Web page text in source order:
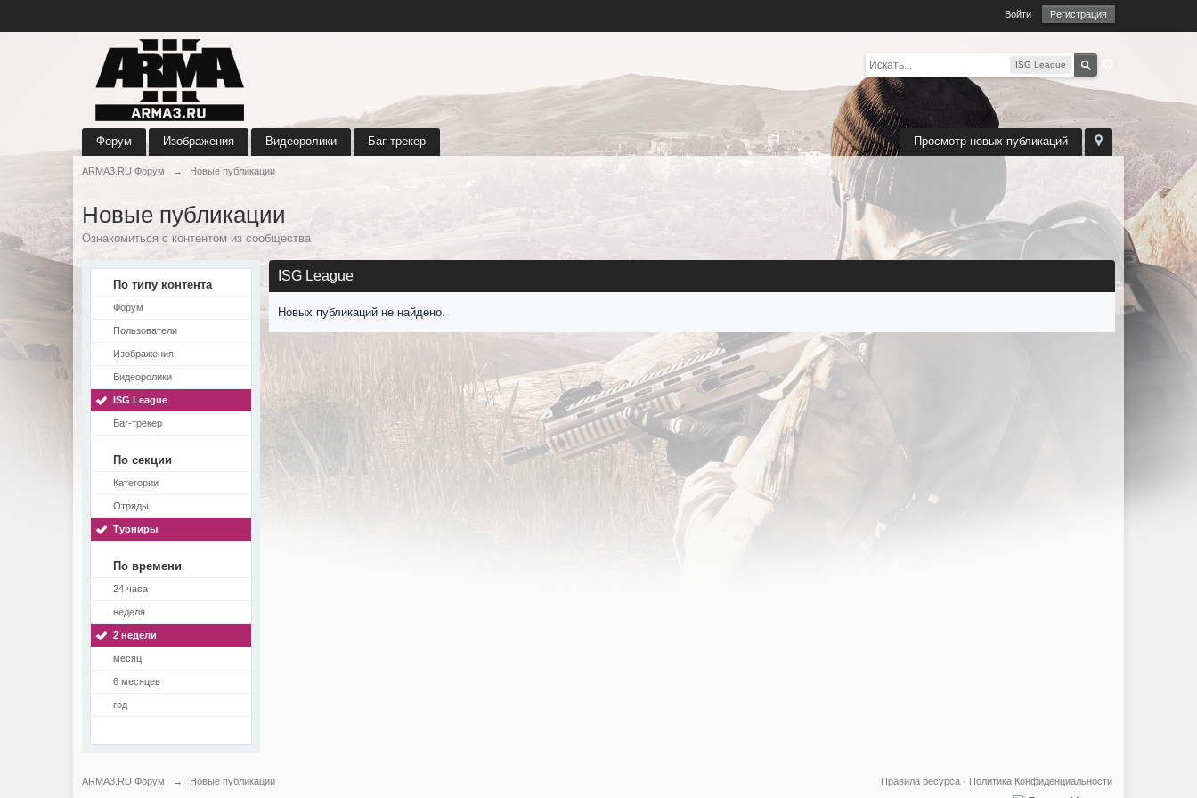
Войти Регистрация
ISG League
Просмотр новых публикаций
Форум Изображения Видеоролики Баг-трекер
ARMA3.RU Форум → Новые публикации
Новые публикации
Ознакомиться с контентом из сообщества
По типу контента
Форум
Пользователи
Изображения
Видеоролики
ISG League
Баг-трекер
По секции
Категории
Отряды
Турниры
По времени
24 часа
неделя
2 недели
месяц
6 месяцев
год
ISG League
Новых публикаций не найдено.
ARMA3.RU Форум → Новые публикации Политика Конфиденциальности
Правила ресурса ·